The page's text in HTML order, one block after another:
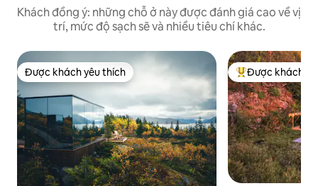
Khách đồng ý: những chỗ ở này được đánh giá cao về vị
trí, mức độ sạch sẽ và nhiều tiêu chí khác.
Được khách yêu thích
Được khách yêu thích Được khách yêu
Được khách